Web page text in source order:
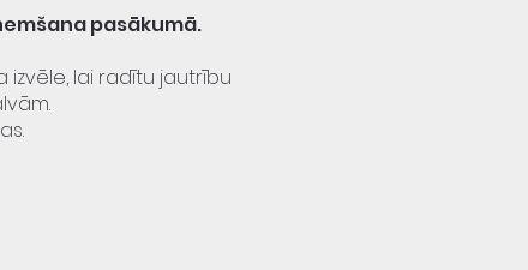
pasākumā.
izvēle, lai radītu jautrību